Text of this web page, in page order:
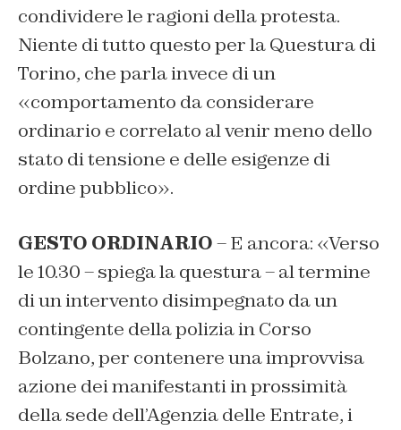
condividere le ragioni della protesta.
Niente di tutto questo per la Questura di
Torino, che parla invece di un
«comportamento da considerare
ordinario e correlato al venir meno dello
stato di tensione e delle esigenze di
ordine pubblico».
GESTO ORDINARIO– E ancora: «Verso
le 10.30 – spiega la questura – al termine
di un intervento disimpegnato da un
contingente della polizia in Corso
Bolzano, per contenere una improvvisa
azione dei manifestanti in prossimità
della sede dell’Agenzia delle Entrate, i